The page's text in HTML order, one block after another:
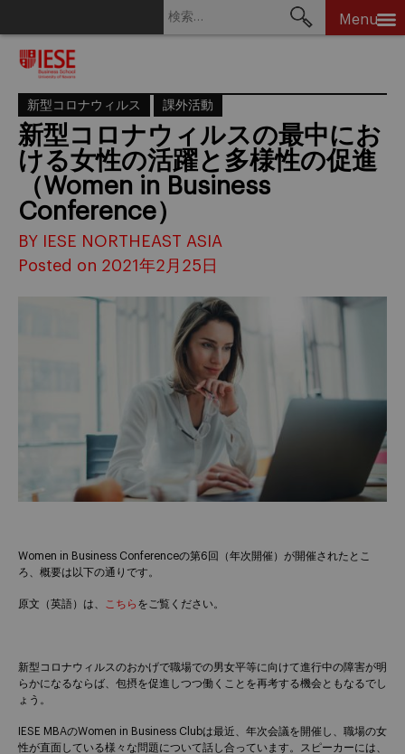
Menu
新型コロナウィルス 課外活動
新型コロナウィルスの最中にお
ける女性の活躍と多様性の促進
（Women in Business
Conference）
BY IESE NORTHEAST ASIA
Posted on 2021年2月25日
Women in Business Conferenceの第6回（年次開催）が開催されたとこ
ろ、概要は以下の通りです。
原文（英語）は、 こちら をご覧ください。
新型コロナウィルスのおかげで職場での男女平等に向けて進行中の障害が明
らかになるならば、包摂を促進しつつ働くことを再考する機会ともなるでし
ょう。
IESE MBAのWomen in Business Clubは最近、年次会議を開催し、職場の女
性が直面している様々な問題について話し合っています。スピーカーには、